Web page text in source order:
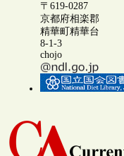
〒619-0287
京都府相楽郡
精華町精華台
8-1-3
chojo